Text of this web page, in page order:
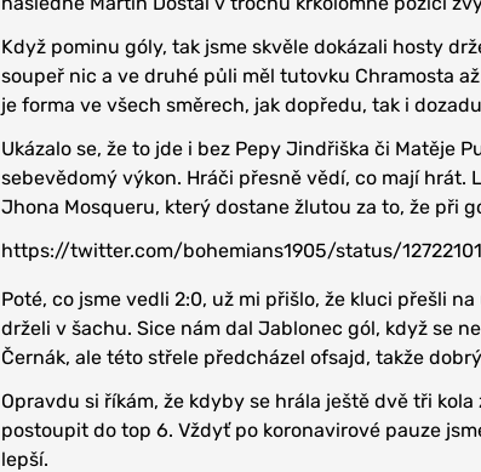
Když pominu góly, tak jsme skvěle dokázali hosty
soupeř nic a ve druhé půli měl tutovku Chramosta
je forma ve všech směrech, jak dopředu, tak i
Ukázalo se, že to jde i bez Pepy Jindřiška či Matěje
sebevědomý výkon. Hráči přesně vědí, co mají hrát.
Jhona Mosqueru, který dostane žlutou za to, že při
https://twitter.com/bohemians1905/status/
Poté, co jsme vedli 2:0, už mi přišlo, že kluci přešli
drželi v šachu. Sice nám dal Jablonec gól, když se
Černák, ale této střele předcházel ofsajd, takže
Opravdu si říkám, že kdyby se hrála ještě dvě tři
postoupit do top 6. Vždyť po koronavirové pauze
lepší.